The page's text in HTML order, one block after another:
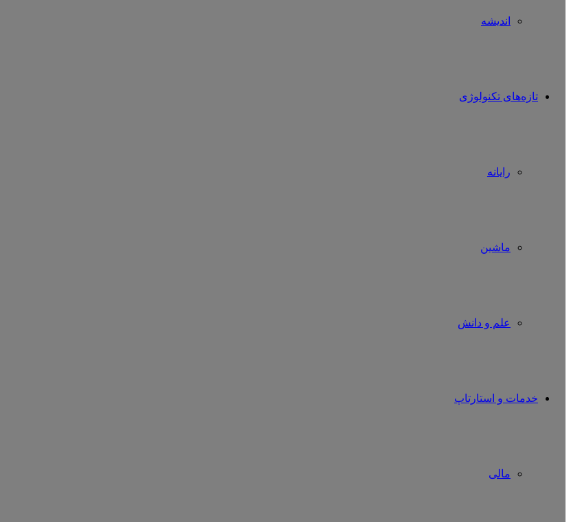
اندیشه
تازه‌های تکنولوژی
رایانه
ماشین
علم و دانش
خدمات و استارتاپ
مالی